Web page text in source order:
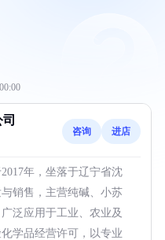
咨询 进店
年，坐落于辽宁省沈
销售，主营纯碱、小苏
泛应用于工业、农业及
学品经营许可，以专业